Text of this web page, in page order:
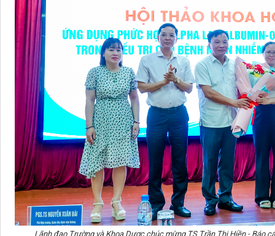
Lãnh đạo Trường và Khoa Dược chúc mừng TS Trần Thị Hiền - Báo